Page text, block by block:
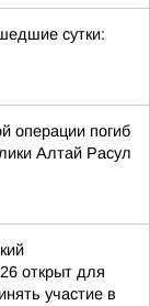
сутки:
операции погиб
Алтай Расул
открыт для
участие в